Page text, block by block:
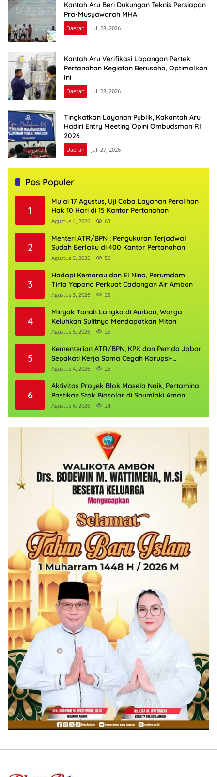
Kantah Aru Beri Dukungan Teknis Persiapan
Pra-Musyawarah MHA
Daerah Juli 28, 2026
Kantah Aru Verifikasi Lapangan Pertek
Pertanahan Kegiatan Berusaha, Optimalkan
Ini
Daerah Juli 28, 2026
Tingkatkan Layanan Publik, Kakantah Aru
Hadiri Entry Meeting Opini Ombudsman RI
2026
Daerah Juli 27, 2026
Pos Populer
1
Mulai 17 Agustus, Uji Coba Layanan Peralihan
Hak 10 Hari di 15 Kantor Pertanahan
Agustus 4, 2026 63
2
Menteri ATR/BPN : Pengukuran Terjadwal
Sudah Berlaku di 400 Kantor Pertanahan
Agustus 3, 2026 56
3
Hadapi Kemarau dan El Nino, Perumdam
Tirta Yapono Perkuat Cadangan Air Ambon
Agustus 3, 2026 28
4
Minyak Tanah Langka di Ambon, Warga
Keluhkan Sulitnya Mendapatkan Mitan
Agustus 5, 2026 25
5
Kementerian ATR/BPN, KPK dan Pemda Jabar
Sepakati Kerja Sama Cegah Korupsi-
Penguatan Ekonomi
Agustus 4, 2026 25
6
Aktivitas Proyek Blok Masela Naik, Pertamina
Pastikan Stok Biosolar di Saumlaki Aman
Agustus 6, 2026 24